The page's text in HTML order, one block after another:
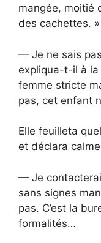
mangée, moitié
des cachettes. »
— Je ne sais
expliqua-t-il à la
femme stricte
pas, cet enfant
Elle feuilleta
et déclara
— Je
sans signes
pas. C’est la
formalités…